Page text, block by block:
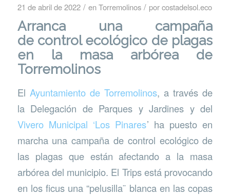
21 de abril de 2022 / enTorremolinos / porcostadelsol.eco
Arranca una campaña
de control ecológico de plagas
en la masa arbórea de
Torremolinos
El Ayuntamiento de Torremolinos, a través de
la Delegación de Parques y Jardines y del
Vivero Municipal ‘Los Pinares’ ha puesto en
marcha una campaña de control ecológico de
las plagas que están afectando a la masa
arbórea del municipio. El Trips está provocando
en los ficus una “pelusilla¨ blanca en las copas